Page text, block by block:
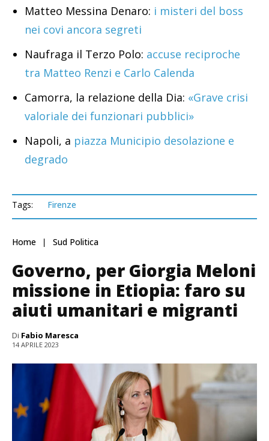
Matteo Messina Denaro: i misteri del boss
nei covi ancora segreti
Naufraga il Terzo Polo: accuse reciproche
tra Matteo Renzi e Carlo Calenda
Camorra, la relazione della Dia: «Grave crisi
valoriale dei funzionari pubblici»
Napoli, a piazza Municipio desolazione e
degrado
Tags: Firenze
Home Sud Politica
Governo, per Giorgia Meloni
missione in Etiopia: faro su
aiuti umanitari e migranti
Di Fabio Maresca
14 APRILE 2023